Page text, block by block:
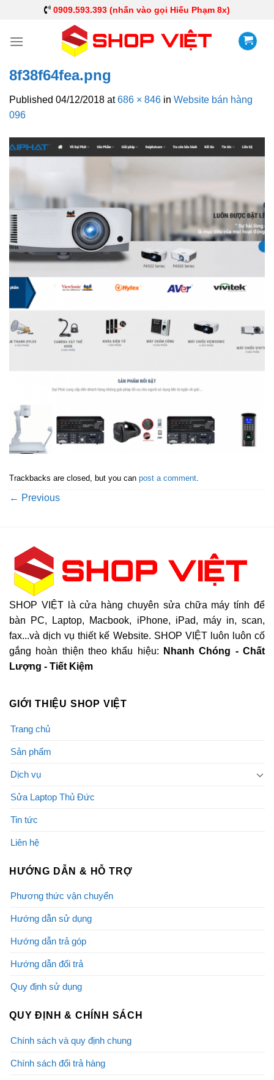
0909.593.393 (nhấn vào gọi Hiếu Phạm 8x)
8f38f64fea.png
Published 04/12/2018 at686 × 846 in Website bán hàng
096
Trackbacks are closed, but you can post a comment
← Previous
SHOP VIỆT là cửa hàng chuyên sửa chữa máy tính để
bàn PC, Laptop, Macbook, iPhone, iPad, máy in, scan,
fax...và dịch vụ thiết kế Website. SHOP VIỆT luôn luôn cố
gắng hoàn thiện theo khẩu hiệu:
Nhanh Chóng - Chất
Lượng - Tiết Kiệm
GIỚI THIỆU SHOP VIỆT
Trang chủ
Sản phẩm
Dịch vụ
Sửa Laptop Thủ Đức
Tin tức
Liên hệ
HƯỚNG DẪN & HỖ TRỢ
Phương thức vận chuyển
Hướng dẫn sử dụng
Hướng dẫn trả góp
Hướng dẫn đổi trả
Quy định sử dụng
QUY ĐỊNH & CHÍNH SÁCH
Chính sách và quy định chung
Chính sách đổi trả hàng